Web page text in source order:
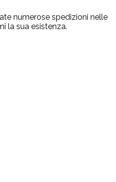
numerose spedizioni nelle
la sua esistenza.